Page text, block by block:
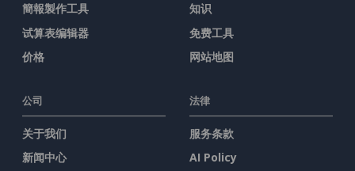
簡報製作工具
试算表编辑器
价格
知识
免费工具
网站地图
公司
关于我们
新闻中心
法律
服务条款
AI Policy